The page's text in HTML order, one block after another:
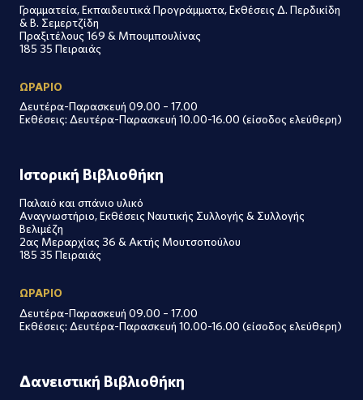
Γραμματεία, Εκπαιδευτικά Προγράμματα, Εκθέσεις Δ. Περδικίδη
& Β. Σεμερτζίδη
Πραξιτέλους 169 & Μπουμπουλίνας
185 35 Πειραιάς
ΩΡΑΡΙΟ
Δευτέρα-Παρασκευή 09.00 – 17.00
Εκθέσεις: Δευτέρα-Παρασκευή 10.00-16.00 (είσοδος ελεύθερη)
Ιστορική Βιβλιοθήκη
Παλαιό και σπάνιο υλικό
Αναγνωστήριο, Εκθέσεις Ναυτικής Συλλογής & Συλλογής
Βελιμέζη
2ας Μεραρχίας 36 & Ακτής Μουτσοπούλου
185 35 Πειραιάς
ΩΡΑΡΙΟ
Δευτέρα-Παρασκευή 09.00 – 17.00
Εκθέσεις: Δευτέρα-Παρασκευή 10.00-16.00 (είσοδος ελεύθερη)
Δανειστική Βιβλιοθήκη